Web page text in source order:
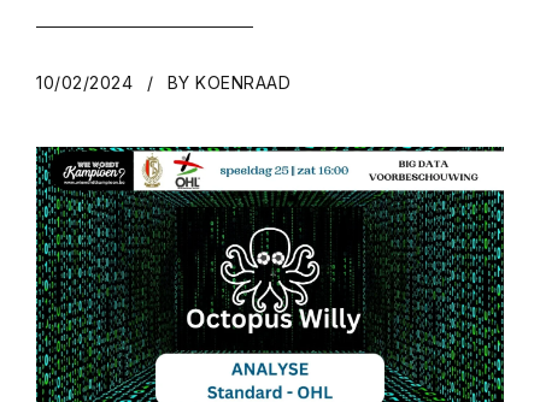
10/02/2024 BY KOENRAAD